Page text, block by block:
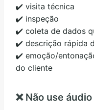
✔️ visita técnica
✔️ inspeção
✔️ coleta de dados
✔️ descrição rápida
✔️ emoção/
do cliente
❌ Não use